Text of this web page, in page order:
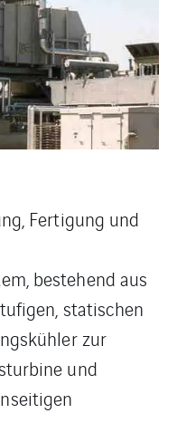
Fertigung und
bestehend aus
statischen
zur
und